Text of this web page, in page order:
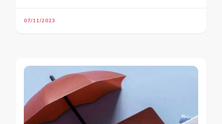
07/11/2023